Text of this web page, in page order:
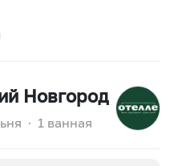
Новгород
∙ 1 ванная